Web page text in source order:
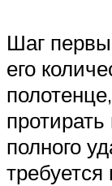
Шаг
его
полного